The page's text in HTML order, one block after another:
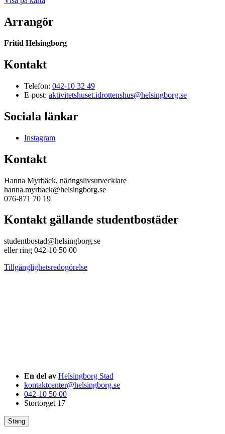
Arrangör
Fritid Helsingborg
Kontakt
Telefon: 042-10 32 49
E-post: aktivitetshuset.idrottenshus@helsingborg.se
Sociala länkar
Instagram
Kontakt
Hanna Myrbäck, näringslivsutvecklare
hanna.myrback@helsingborg.se
076-871 70 19
Kontakt gällande studentbostäder
studentbostad@helsingborg.se
eller ring 042-10 50 00
Tillgänglighetsredogörelse
En del av Helsingborg Stad
kontaktcenter@helsingborg.se
042-10 50 00
Stortorget 17
Stäng